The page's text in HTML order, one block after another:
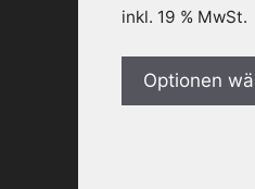
inkl. 19 % MwSt.
Optionen